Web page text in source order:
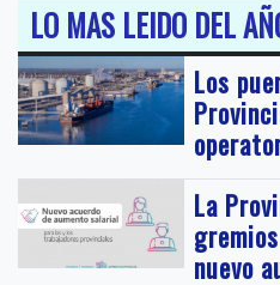
LO MAS LEIDO DEL
Los
La
nuevo